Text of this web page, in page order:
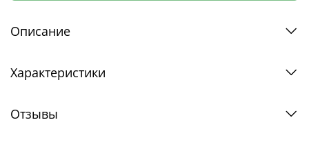
Описание
Характеристики
Отзывы